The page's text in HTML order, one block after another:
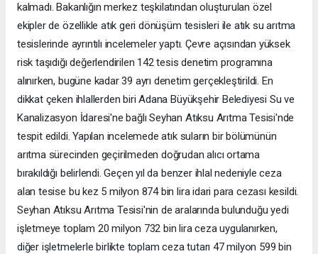
kalmadı. Bakanlığın merkez teşkilatından oluşturulan özel
ekipler de özellikle atık geri dönüşüm tesisleri ile atık su arıtma
tesislerinde ayrıntılı incelemeler yaptı. Çevre açısından yüksek
risk taşıdığı değerlendirilen 142 tesis denetim programına
alınırken, bugüne kadar 39 ayrı denetim gerçekleştirildi. En
dikkat çeken ihlallerden biri Adana Büyükşehir Belediyesi Su ve
Kanalizasyon İdaresi'ne bağlı Seyhan Atıksu Arıtma Tesisi'nde
tespit edildi. Yapılan incelemede atık suların bir bölümünün
arıtma sürecinden geçirilmeden doğrudan alıcı ortama
bırakıldığı belirlendi. Geçen yıl da benzer ihlal nedeniyle ceza
alan tesise bu kez 5 milyon 874 bin lira idari para cezası kesildi.
Seyhan Atıksu Arıtma Tesisi'nin de aralarında bulunduğu yedi
işletmeye toplam 20 milyon 732 bin lira ceza uygulanırken,
diğer işletmelerle birlikte toplam ceza tutarı 47 milyon 599 bin